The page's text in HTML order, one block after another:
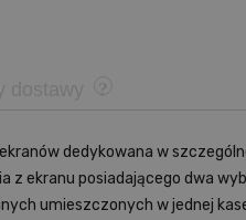
dedykowana w
z ekranu posiadającego dwa
umieszczonych w jednej